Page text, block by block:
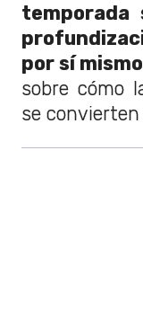
temporada
por sí mismo
sobre cómo
se convierten